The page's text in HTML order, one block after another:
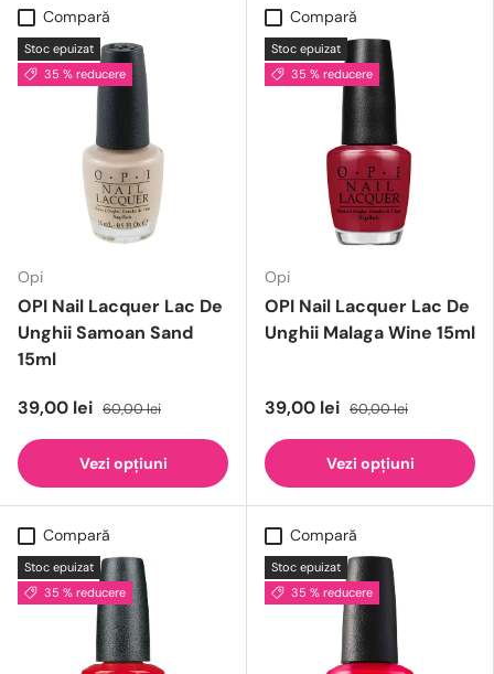
Compară
Stoc epuizat
35 % reducere
Opi
OPI Nail Lacquer Lac De
Unghii Samoan Sand
15ml
39,00 lei 60,00 lei
Vezi opțiuni
Compară
Stoc epuizat
35 % reducere
Opi
OPI Nail Lacquer Lac De
Unghii Malaga Wine 15ml
39,00 lei 60,00 lei
Vezi opțiuni
Compară
Stoc epuizat
35 % reducere
Compară
Stoc epuizat
35 % reducere